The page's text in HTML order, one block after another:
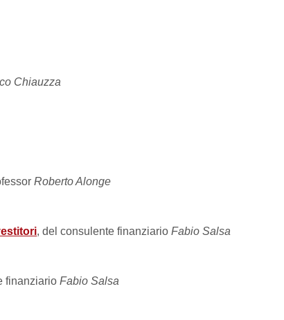
Chiauzza
Roberto Alonge
, del consulente finanziarioFabio Salsa
finanziarioFabio Salsa